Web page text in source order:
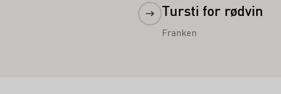
Tursti for rødvin
Franken